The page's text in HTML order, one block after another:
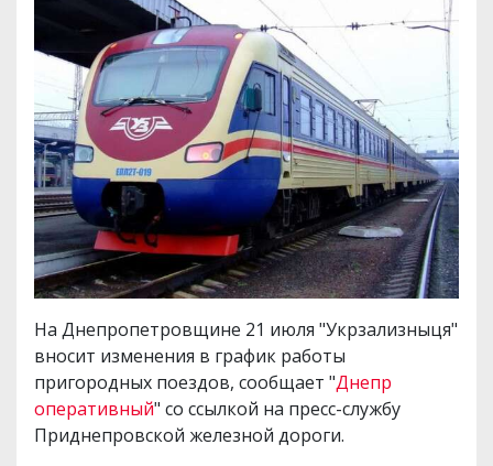
На Днепропетровщине 21 июля "Укрзализныця"
вносит изменения в график работы
пригородных поездов, сообщает "Днепр
оперативный" со ссылкой на пресс-службу
Приднепровской железной дороги.